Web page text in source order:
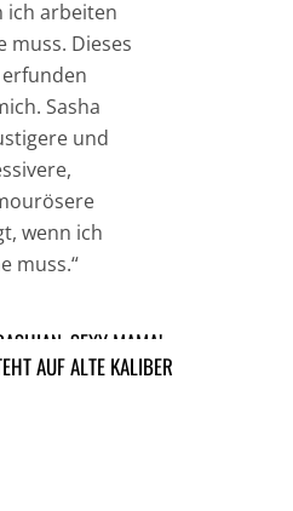
ich arbeiten
muss. Dieses
Sasha
und
wenn ich
muss.“
COLE HOLLYWOOD
SEXY MAMA!
AUF ALTE KALIBER